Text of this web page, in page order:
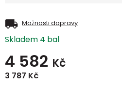
Možnosti dopravy
Skladem 4 bal
4 582 Kč
3 787 Kč